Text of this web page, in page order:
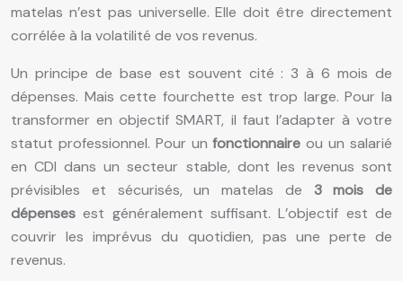
matelas n’est pas universelle. Elle doit être directement
corrélée à la volatilité de vos revenus.
Un principe de base est souvent cité : 3 à 6 mois de
dépenses. Mais cette fourchette est trop large. Pour la
transformer en objectif SMART, il faut l’adapter à votre
statut professionnel. Pour unfonctionnaire ou un salarié
en CDI dans un secteur stable, dont les revenus sont
prévisibles et sécurisés, un matelas de 3 mois de
dépenses est généralement suffisant. L’objectif est de
couvrir les imprévus du quotidien, pas une perte de
revenus.